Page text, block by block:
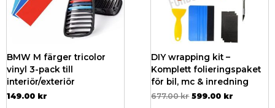
BMW M färger tricolor
vinyl 3-pack till
interiör/exteriör
149.00 kr
DIY wrapping kit –
Komplett folieringspaket
för bil, mc & inredning
677.00kr 599.00 kr